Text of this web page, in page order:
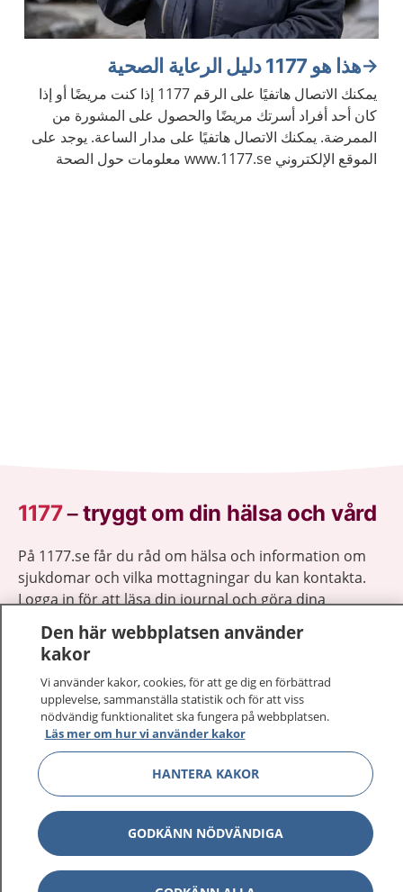
هذا هو 1177 دليل الرعاية الصحية
يمكنك الاتصال هاتفيًا على الرقم 1177 إذا كنت مريضًا أو إذا
كان أحد أفراد أسرتك مريضًا والحصول على المشورة من
الممرضة. يمكنك الاتصال هاتفيًا على مدار الساعة. يوجد على
الموقع الإلكتروني www.1177.se معلومات حول الصحة
1177–tryggt om din hälsa och vård
På 1177.se får du råd om hälsa och information om
sjukdomar och vilka mottagningar du kan kontakta.
Logga in för att läsa din journal och göra dina
vårdärenden. Ring telefonnummer 1177 för
sjukvårdsrådgivning dygnet runt.
1177 ger dig råd när du vill må bättre.
1177 på flera språk Show
Om 1177 Show
Kontakt Show
Den här webbplatsen använder
kakor
Vi använder kakor, cookies, för att ge dig en förbättrad
upplevelse, sammanställa statistik och för att viss
nödvändig funktionalitet ska fungera på webbplatsen.
Läs mer om hur vi använder kakor
HANTERA KAKOR
GODKÄNN NÖDVÄNDIGA